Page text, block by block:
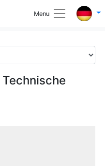
Menu
Technische